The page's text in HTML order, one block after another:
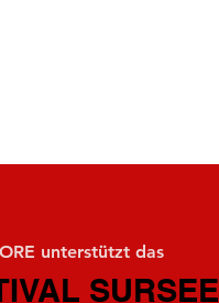
unterstützt das
SURSEE
SURSEE